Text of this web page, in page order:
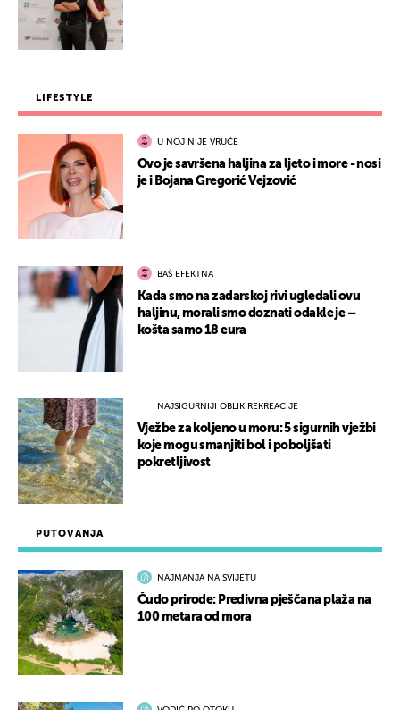
PUTOVANJA
NAJMANJA NA SVIJETU
Čudo prirode: Predivna pješčana plaža na
100 metara od mora
LIFESTYLE
U NOJ NIJE VRUĆE
Ovo je savršena haljina za ljeto i more - nosi
je i Bojana Gregorić Vejzović
BAŠ EFEKTNA
Kada smo na zadarskoj rivi ugledali ovu
haljinu, morali smo doznati odakle je –
košta samo 18 eura
NAJSIGURNIJI OBLIK REKREACIJE
Vježbe za koljeno u moru: 5 sigurnih vježbi
koje mogu smanjiti bol i poboljšati
pokretljivost